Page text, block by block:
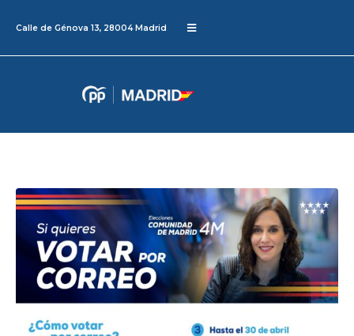
Calle de Génova 13, 28004 Madrid